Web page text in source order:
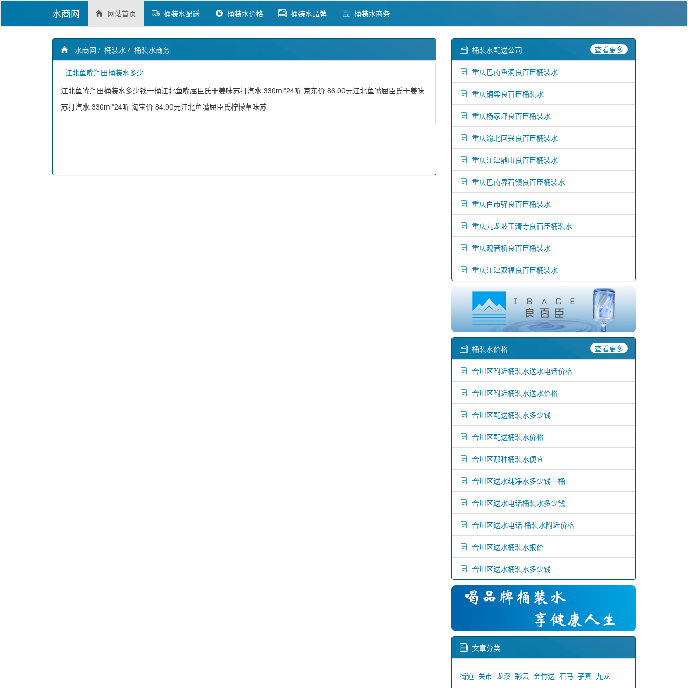
水商网 网站首页 桶装水配送 桶装水价格 桶装水品牌 桶装水商务
水商网 / 桶装水 / 桶装水商务
江北鱼嘴润田桶装水多少
江北鱼嘴润田桶装水多少钱一桶江北鱼嘴屈臣氏干姜味苏打汽水 330ml*24听 京东价 86.00元江北鱼嘴屈臣氏干姜味
苏打汽水 330ml*24听 淘宝价 84.90元江北鱼嘴屈臣氏柠檬草味苏
桶装水配送公司 查看更多
重庆巴南鱼洞良百臣桶装水
重庆铜梁良百臣桶装水
重庆杨家坪良百臣桶装水
重庆渝北回兴良百臣桶装水
重庆江津鼎山良百臣桶装水
重庆巴南界石镇良百臣桶装水
重庆白市驿良百臣桶装水
重庆九龙坡玉清寺良百臣桶装水
重庆观音桥良百臣桶装水
重庆江津双福良百臣桶装水
桶装水价格 查看更多
合川区附近桶装水送水电话价格
合川区附近桶装水送水价格
合川区配送桶装水多少钱
合川区配送桶装水价格
合川区那种桶装水便宜
合川区送水纯净水多少钱一桶
合川区送水电话桶装水多少钱
合川区送水电话 桶装水附近价格
合川区送水桶装水报价
合川区送水桶装水多少钱
文章分类
街道 关市 龙溪 彩云 金竹送 石马 子真 九龙